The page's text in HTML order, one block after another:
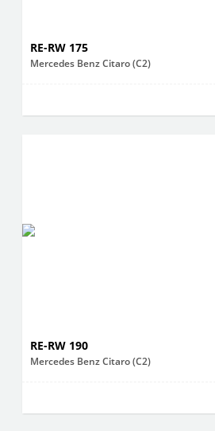
RE-RW 175
Mercedes Benz Citaro (C2)
RE-RW 190
Mercedes Benz Citaro (C2)